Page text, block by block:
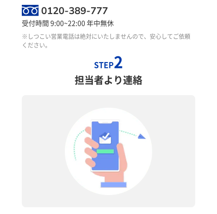
0120-389-777
受付時間 9:00~22:00 年中無休
※しつこい営業電話は絶対にいたしませんので、安心してご依頼
ください。
STEP2
担当者より連絡